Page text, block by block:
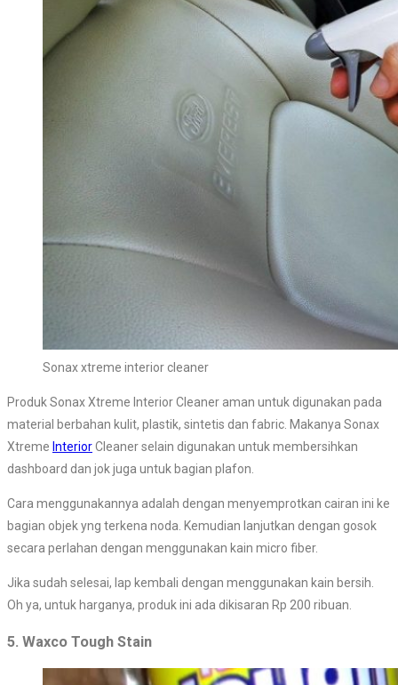
Sonax xtreme interior cleaner
Produk Sonax Xtreme Interior Cleaner aman untuk digunakan pada
material berbahan kulit, plastik, sintetis dan fabric. Makanya Sonax
Xtreme InteriorCleaner selain digunakan untuk membersihkan
dashboard dan jok juga untuk bagian plafon.
Cara menggunakannya adalah dengan menyemprotkan cairan ini ke
bagian objek yng terkena noda. Kemudian lanjutkan dengan gosok
secara perlahan dengan menggunakan kain micro fiber.
Jika sudah selesai, lap kembali dengan menggunakan kain bersih.
Oh ya, untuk harganya, produk ini ada dikisaran Rp 200 ribuan.
5. Waxco Tough Stain